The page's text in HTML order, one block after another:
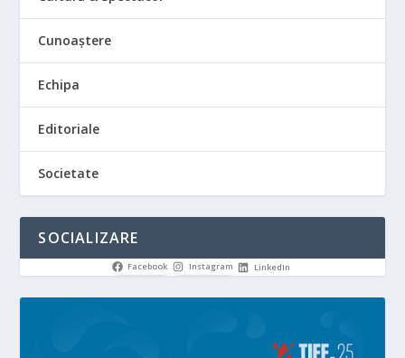
Cunoaștere
Echipa
Editoriale
Societate
SOCIALIZARE
Facebook Instagram LinkedIn